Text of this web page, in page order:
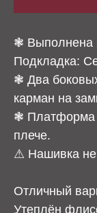
❃ Выполнена
Подкладка:
❃ Два
карман на
❃ Платформа
плече.
⚠ Нашивка не
Отличный
Утеплён